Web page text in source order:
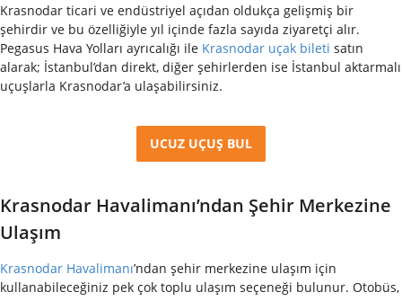
Krasnodar ticari ve endüstriyel açıdan oldukça gelişmiş bir
şehirdir ve bu özelliğiyle yıl içinde fazla sayıda ziyaretçi alır.
Pegasus Hava Yolları ayrıcalığı ile Krasnodar uçak bileti satın
alarak; İstanbul’dan direkt, diğer şehirlerden ise İstanbul aktarmalı
uçuşlarla Krasnodar’a ulaşabilirsiniz.
UCUZ UÇUŞ BUL
Krasnodar Havalimanı’ndan Şehir Merkezine
Ulaşım
Krasnodar Havalimanı’ndan şehir merkezine ulaşım için
kullanabileceğiniz pek çok toplu ulaşım seçeneği bulunur. Otobüs,